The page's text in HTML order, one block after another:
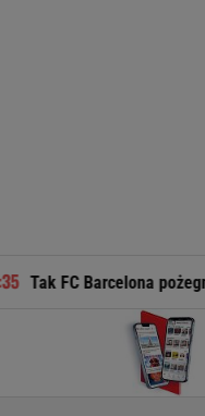
pożegnała ojca